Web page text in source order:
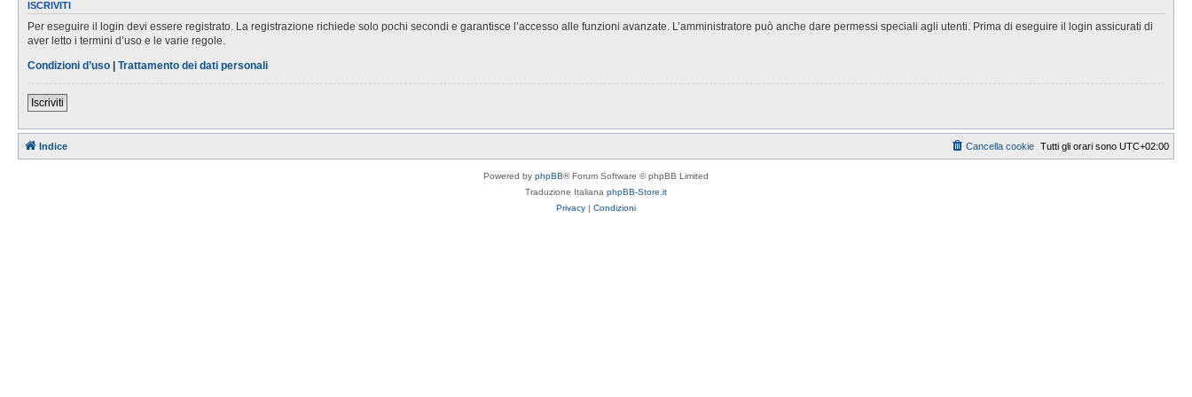
ISCRIVITI
Per eseguire il login devi essere registrato. La registrazione richiede solo pochi secondi e garantisce l’accesso alle funzioni avanzate. L’amministratore può anche dare permessi speciali agli utenti. Prima di eseguire il login assicurati di
aver letto i termini d’uso e le varie regole.
Condizioni d’uso | Trattamento dei dati personali
Iscriviti
Indice Tutti gli orari sono UTC+02:00
Cancella cookie
Powered by phpBB® Forum Software © phpBB Limited
Traduzione Italiana phpBB-Store.it
Privacy | Condizioni